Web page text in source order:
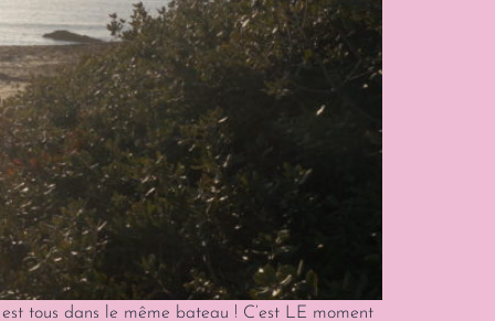
tous dans le même bateau ! C’est LE moment